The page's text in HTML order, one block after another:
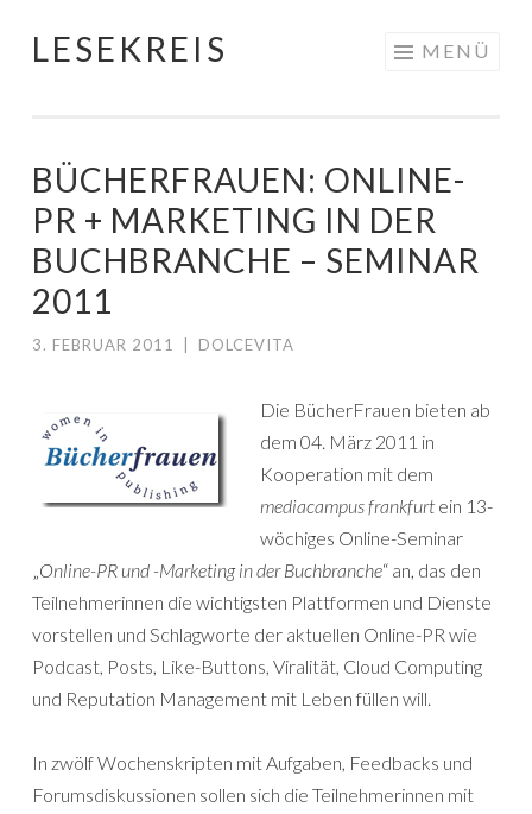
Springe
LESEKREIS MENÜ
BÜCHERFRAUEN: ONLINE-
PR + MARKETING IN DER
BUCHBRANCHE – SEMINAR
2011
3. FEBRUAR 2011 DOLCEVITA
Die BücherFrauen bieten ab
dem 04. März 2011 in
Kooperation mit dem
mediacampus frankfurt ein 13-
wöchiges Online-Seminar
„Online-PR und -Marketing in der Buchbranche“ an, das den
Teilnehmerinnen die wichtigsten Plattformen und Dienste
vorstellen und Schlagworte der aktuellen Online-PR wie
Podcast, Posts, Like-Buttons, Viralität, Cloud Computing
und Reputation Management mit Leben füllen will.
In zwölf Wochenskripten mit Aufgaben, Feedbacks und
Forumsdiskussionen sollen sich die Teilnehmerinnen mit